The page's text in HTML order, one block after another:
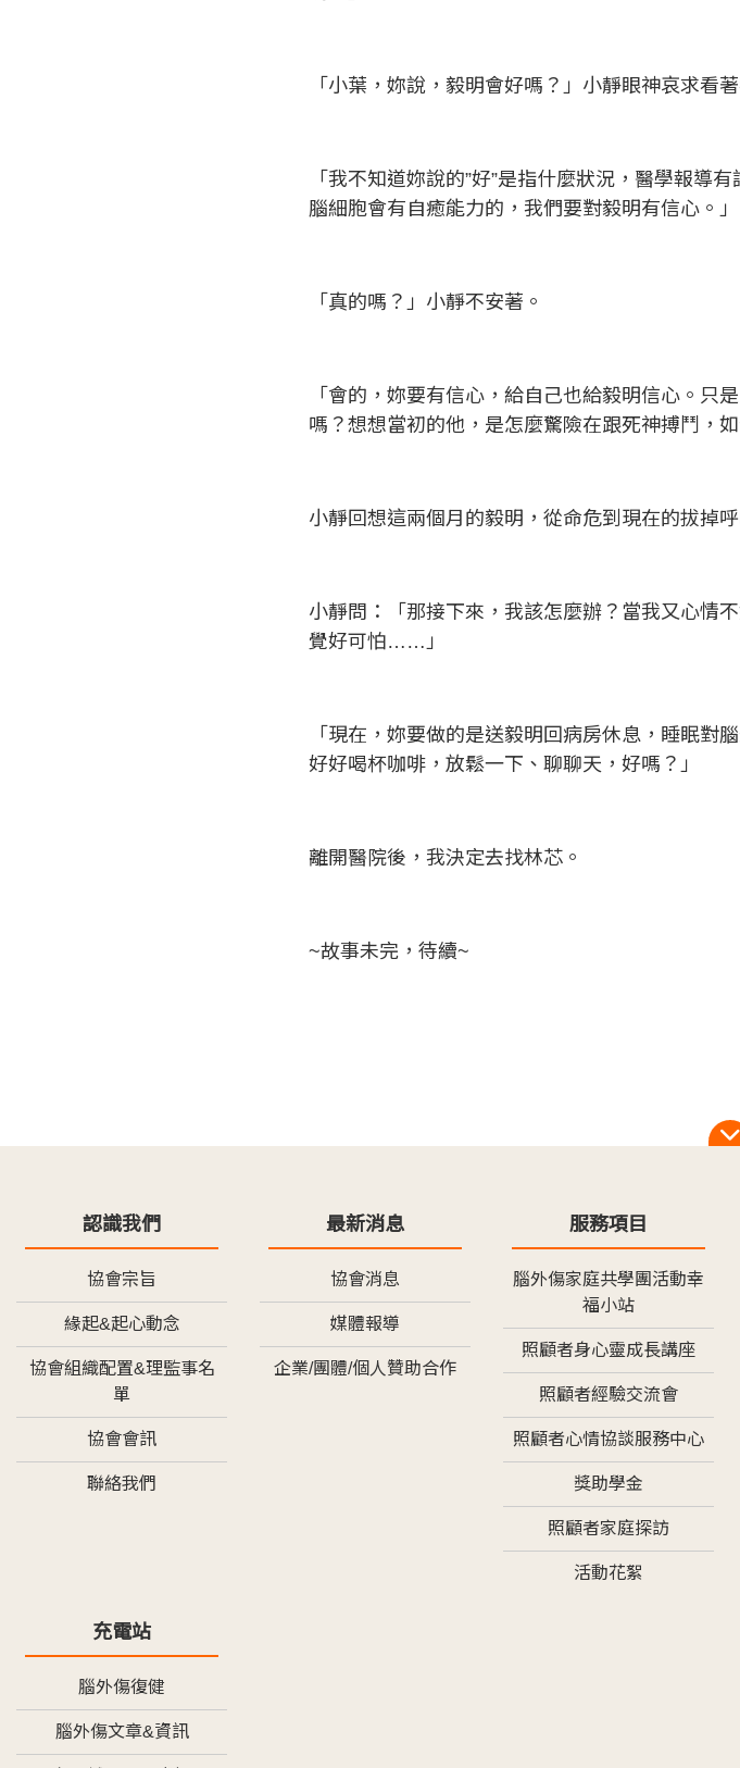
「小葉，妳說，毅明會好嗎？」小靜眼神哀求看著
「我不知道妳說的”好”是指什麼狀況，醫學報導
腦細胞會有自癒能力的，我們要對毅明有信心。」
「真的嗎？」小靜不安著。
「會的，妳要有信心，給自己也給毅明信心。只
嗎？想想當初的他，是怎麼驚險在跟死神搏鬥，
小靜回想這兩個月的毅明，從命危到現在的拔掉
小靜問：「那接下來，我該怎麼辦？當我又心情
覺好可怕……」
「現在，妳要做的是送毅明回病房休息，睡眠對
好好喝杯咖啡，放鬆一下、聊聊天，好嗎？」
離開醫院後，我決定去找林芯。
~故事未完，待續~
認識我們
協會宗旨
緣起&起心動念
協會組織配置&理監事名
單
協會會訊
聯絡我們
最新消息
協會消息
媒體報導
企業/團體/個人贊助合作
服務項目
腦外傷家庭共學團活動幸
福小站
照顧者身心靈成長講座
照顧者經驗交流會
照顧者心情協談服務中心
獎助學金
照顧者家庭探訪
活動花絮
充電站
腦外傷復健
腦外傷文章&資訊